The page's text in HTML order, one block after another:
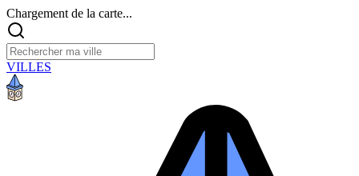
Chargement de la carte...
VILLES